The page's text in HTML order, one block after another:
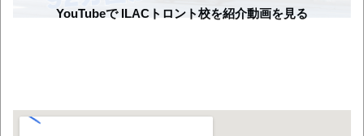
YouTubeで ILACトロント校を紹介動画を見る